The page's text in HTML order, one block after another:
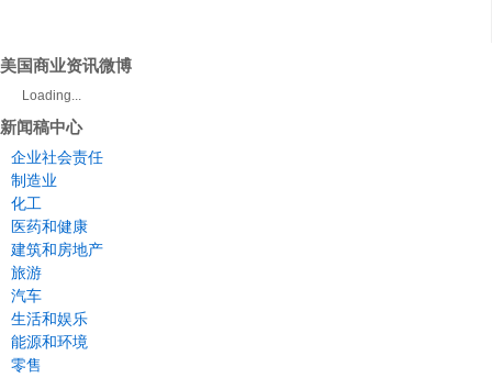
美国商业资讯微博
Loading...
新闻稿中心
企业社会责任
制造业
化工
医药和健康
建筑和房地产
旅游
汽车
生活和娱乐
能源和环境
零售